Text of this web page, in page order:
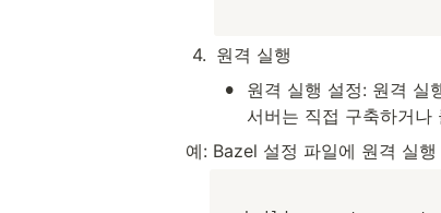
4. 원격 실행
•
원격 실행 설정: 원격 실
서버는 직접 구축하거나
예: Bazel 설정 파일에 원격 실